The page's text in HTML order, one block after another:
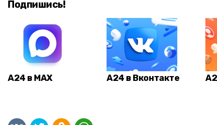
Подпишись!
А24 в MAX А24 в Вконтакте